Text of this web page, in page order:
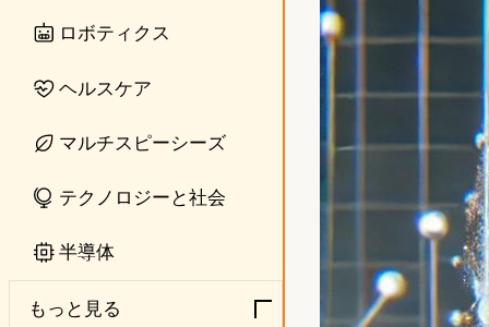
ロボティクス
ヘルスケア
マルチスピーシーズ
テクノロジーと社会
半導体
もっと見る
n